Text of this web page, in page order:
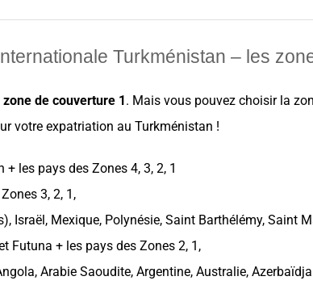
Turkménistan – les
zone de couverture 1 . Mais vous pouvez choisirla
votre expatriation au Turkménistan !
+ les pays des Zones 4, 3, 2, 1
3, 2, 1,
Israël , Mexique, Polynésie, Saint Barthélémy, Saint
Futuna + les pays des Zones 2, 1,
, Arabie Saoudite, Argentine, Australie,